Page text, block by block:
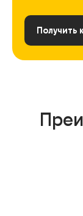
Получить